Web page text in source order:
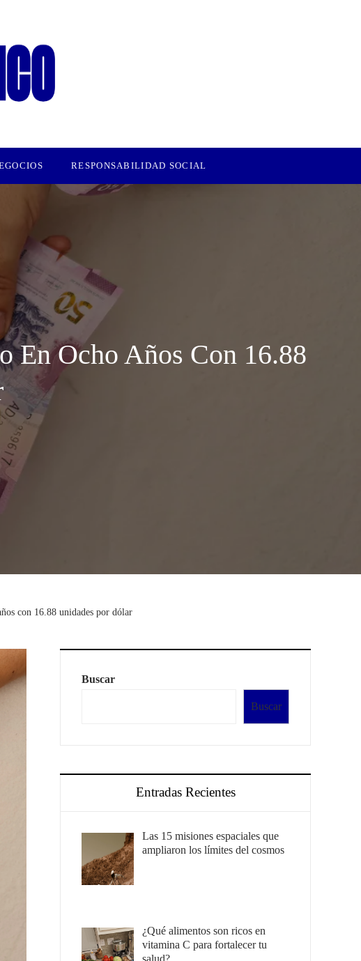
RESPONSABILIDAD SOCIAL
En Ocho Años Con 16.88
con 16.88 unidades por dólar
Buscar
Buscar
Entradas Recientes
Las 15 misiones espaciales que
ampliaron los límites del cosmos
¿Qué alimentos son ricos en
vitamina C para fortalecer tu
salud?